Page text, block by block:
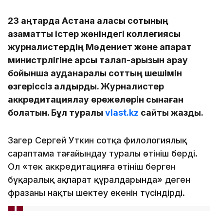
23 қаңтарда Астана қаласы сотының
азаматтық істер жөніндегі коллегиясы
журналистердің Мәдениет және ақпарат
министрлігіне қарсы талап-арызын қарау
бойынша ауданаралық соттың шешімін
өзгеріссіз қалдырды. Журналистер
аккредитациялау ережелерін сынаған
болатын. Бұл туралы vlast.kz сайты жазды.
Заңгер Сергей Уткин сотқа филологиялық
сараптама тағайындау туралы өтініш берді.
Ол «тек аккредитацияға өтініш берген
бұқаралық ақпарат құралдарында» деген
фразаның нақты шектеу екенін түсіндірді.